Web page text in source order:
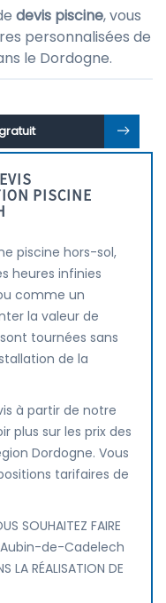
devis piscine, vous
personnalisées de
le Dordogne.
PISCINE
piscine hors-sol,
heures infinies
comme un
la valeur de
tournées sans
de la
à partir de notre
plus sur les prix des
Dordogne. Vous
tarifaires de
SOUHAITEZ FAIRE
Aubin-de-Cadelech
LA RÉALISATION DE